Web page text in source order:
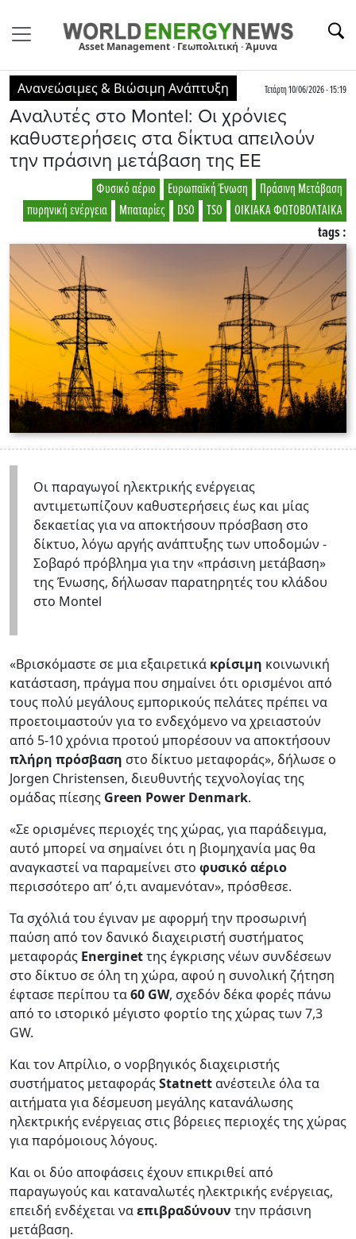
Asset Management · Γεωπολιτική · Άμυνα
Ανανεώσιμες & Βιώσιμη Ανάπτυξη Τετάρτη 10/06/2026 - 15:19
Αναλυτές στο Montel: Οι χρόνιες
καθυστερήσεις στα δίκτυα απειλούν
την πράσινη μετάβαση της EE
Πράσινη Μετάβαση
Ευρωπαϊκή Ένωση
Φυσικό αέριο
ΟΙΚΙΑΚΑ ΦΩΤΟΒΟΛΤΑΙΚΑ
TSO
DSO
Μπαταρίες
πυρηνική ενέργεια
tags :
Οι παραγωγοί ηλεκτρικής ενέργειας
αντιμετωπίζουν καθυστερήσεις έως και μίας
δεκαετίας για να αποκτήσουν πρόσβαση στο
δίκτυο, λόγω αργής ανάπτυξης των υποδομών -
Σοβαρό πρόβλημα για την «πράσινη μετάβαση»
της Ένωσης, δήλωσαν παρατηρητές του κλάδου
στο Montel
«Βρισκόμαστε σε μια εξαιρετικά κρίσιμη κοινωνική
κατάσταση, πράγμα που σημαίνει ότι ορισμένοι από
τους πολύ μεγάλους εμπορικούς πελάτες πρέπει να
προετοιμαστούν για το ενδεχόμενο να χρειαστούν
από 5-10 χρόνια προτού μπορέσουν να αποκτήσουν
πλήρη πρόσβαση στο δίκτυο μεταφοράς», δήλωσε ο
Jorgen Christensen, διευθυντής τεχνολογίας της
ομάδας πίεσης Green Power Denmark.
«Σε ορισμένες περιοχές της χώρας, για παράδειγμα,
αυτό μπορεί να σημαίνει ότι η βιομηχανία μας θα
αναγκαστεί να παραμείνει στο φυσικό αέριο
περισσότερο απ’ ό,τι αναμενόταν», πρόσθεσε.
Τα σχόλιά του έγιναν με αφορμή την προσωρινή
παύση από τον δανικό διαχειριστή συστήματος
μεταφοράς Energinetτης έγκρισης νέων συνδέσεων
στο δίκτυο σε όλη τη χώρα, αφού η συνολική ζήτηση
έφτασε περίπου τα60 GW, σχεδόν δέκα φορές πάνω
από το ιστορικό μέγιστο φορτίο της χώρας των 7,3
GW.
Και τον Απρίλιο, ο νορβηγικός διαχειριστής
συστήματος μεταφοράςStatnettανέστειλε όλα τα
αιτήματα για δέσμευση μεγάλης κατανάλωσης
ηλεκτρικής ενέργειας στις βόρειες περιοχές της χώρας
για παρόμοιους λόγους.
Και οι δύο αποφάσεις έχουν επικριθεί από
παραγωγούς και καταναλωτές ηλεκτρικής ενέργειας,
επειδή ενδέχεται ναεπιβραδύνουν την πράσινη
μετάβαση.